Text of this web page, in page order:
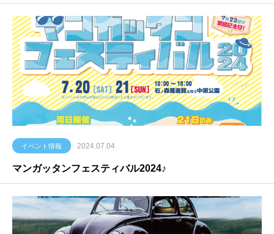
イベント情報 2024.07.04
マンガッタンフェスティバル2024♪